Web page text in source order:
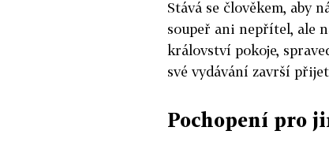
Stává se člověkem, aby
soupeř ani nepřítel, ale
království pokoje,
své vydávání završí
Pochopení pro